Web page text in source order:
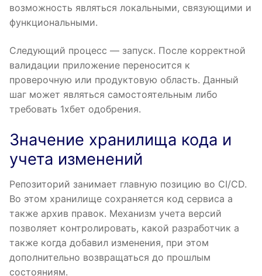
возможность являться локальными, связующими и
функциональными.
Следующий процесс — запуск. После корректной
валидации приложение переносится к
проверочную или продуктовую область. Данный
шаг может являться самостоятельным либо
требовать 1хбет одобрения.
Значение хранилища кода и
учета изменений
Репозиторий занимает главную позицию во CI/CD.
Во этом хранилище сохраняется код сервиса а
также архив правок. Механизм учета версий
позволяет контролировать, какой разработчик а
также когда добавил изменения, при этом
дополнительно возвращаться до прошлым
состояниям.